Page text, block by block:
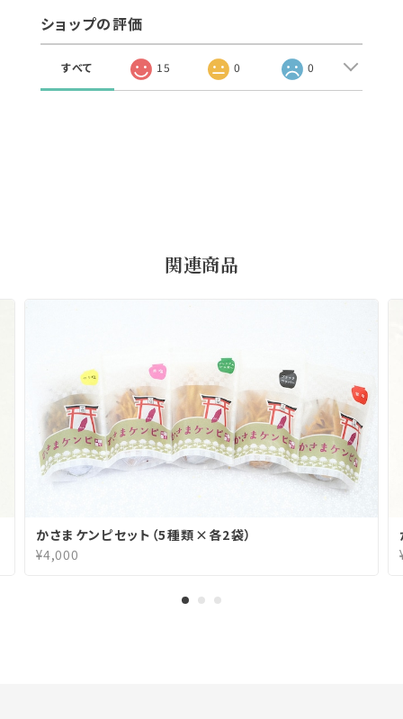
ショップの評価
すべて 15 0 0
関連商品
かさまケンピセット（5種類×各2袋）
¥4,000